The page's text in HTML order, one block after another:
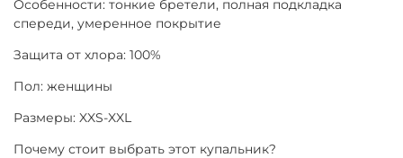
Особенности: тонкие бретели, полная подкладка
спереди, умеренное покрытие
Защита от хлора: 100%
Пол: женщины
Размеры: XXS-XXL
Почему стоит выбрать этот купальник?